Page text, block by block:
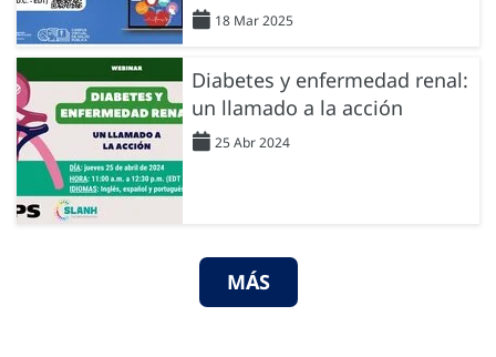
18 Mar 2025
Diabetes y enfermedad renal:
un llamado a la acción
25 Abr 2024
MÁS